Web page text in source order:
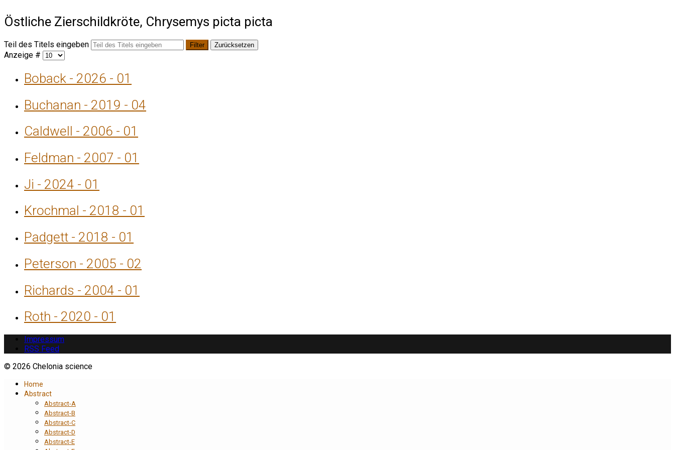
Östliche Zierschildkröte, Chrysemys picta picta
Teil des Titels eingeben Filter Zurücksetzen
Anzeige #
Boback - 2026 - 01
Buchanan - 2019 - 04
Caldwell - 2006 - 01
Feldman - 2007 - 01
Ji - 2024 - 01
Krochmal - 2018 - 01
Padgett - 2018 - 01
Peterson - 2005 - 02
Richards - 2004 - 01
Roth - 2020 - 01
Impressum
RSS Feed
© 2026 Chelonia science
Home
Abstract
Abstract-A
Abstract-B
Abstract-C
Abstract-D
Abstract-E